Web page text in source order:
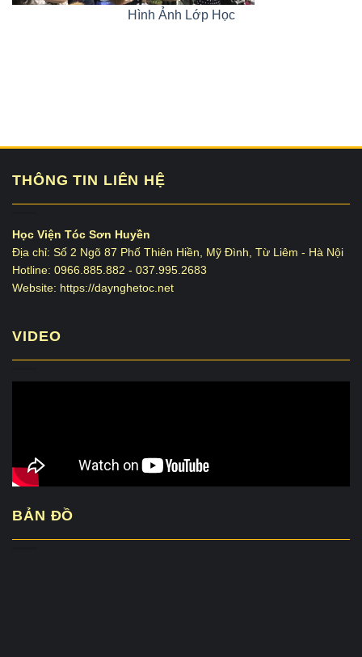
Hình Ảnh Lớp Học
THÔNG TIN LIÊN HỆ
Học Viện Tóc Sơn Huyền
Địa chỉ: Số 2 Ngõ 87 Phố Thiên Hiền, Mỹ Đình, Từ Liêm - Hà Nội
Hotline: 0966.885.882 - 037.995.2683
Website: https://daynghetoc.net
VIDEO
BẢN ĐỒ